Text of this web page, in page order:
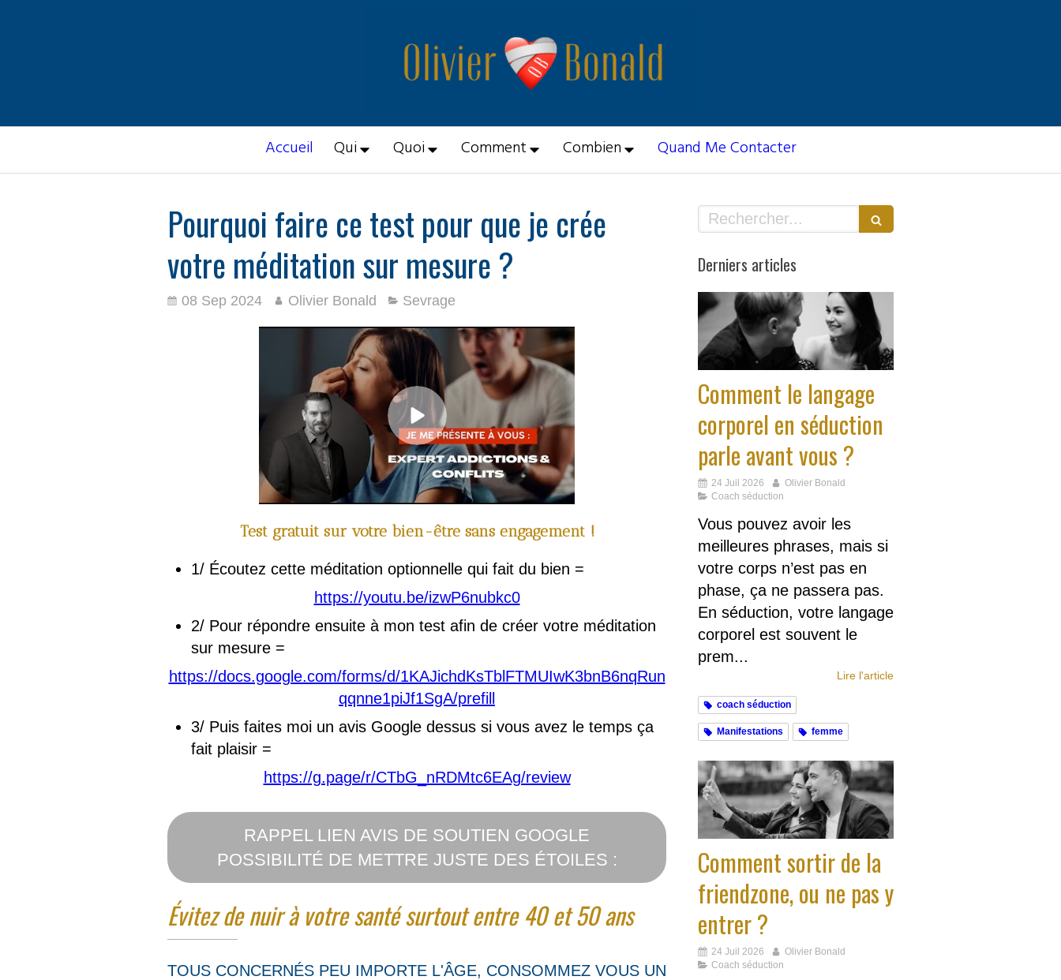
Accueil Qui Quoi Comment Combien Quand Me Contacter
Pourquoi faire ce test pour que je crée
votre méditation sur mesure ?
08 Sep 2024 Olivier Bonald Sevrage
Test gratuit sur votre bien-être sans engagement !
1/ Écoutez cette méditation optionnelle qui fait du bien =
https://youtu.be/izwP6nubkc0
2/ Pour répondre ensuite à mon test afin de créer votre méditation
sur mesure =
https://docs.google.com/forms/d/1KAJichdKsTblFTMUIwK3bnB6nqRun
qqnne1piJf1SgA/prefill
3/ Puis faites moi un avis Google dessus si vous avez le temps ça
fait plaisir =
https://g.page/r/CTbG_nRDMtc6EAg/review
RAPPEL LIEN AVIS DE SOUTIEN GOOGLE
POSSIBILITÉ DE METTRE JUSTE DES ÉTOILES :
Évitez de nuir à votre santé surtout entre 40 et 50 ans
TOUS CONCERNÉS PEU IMPORTE L'ÂGE, CONSOMMEZ VOUS UN
Rechercher
Derniers articles
Comment le langage
corporel en séduction
parle avant vous ?
24 Juil 2026
Olivier Bonald
Coach séduction
Vous pouvez avoir les
meilleures phrases, mais si
votre corps n’est pas en
phase, ça ne passera pas.
En séduction, votre langage
corporel est souvent le
prem...
Lire l'article
coach séduction
Manifestations femme
Comment sortir de la
friendzone, ou ne pas y
entrer ?
24 Juil 2026
Olivier Bonald
Coach séduction